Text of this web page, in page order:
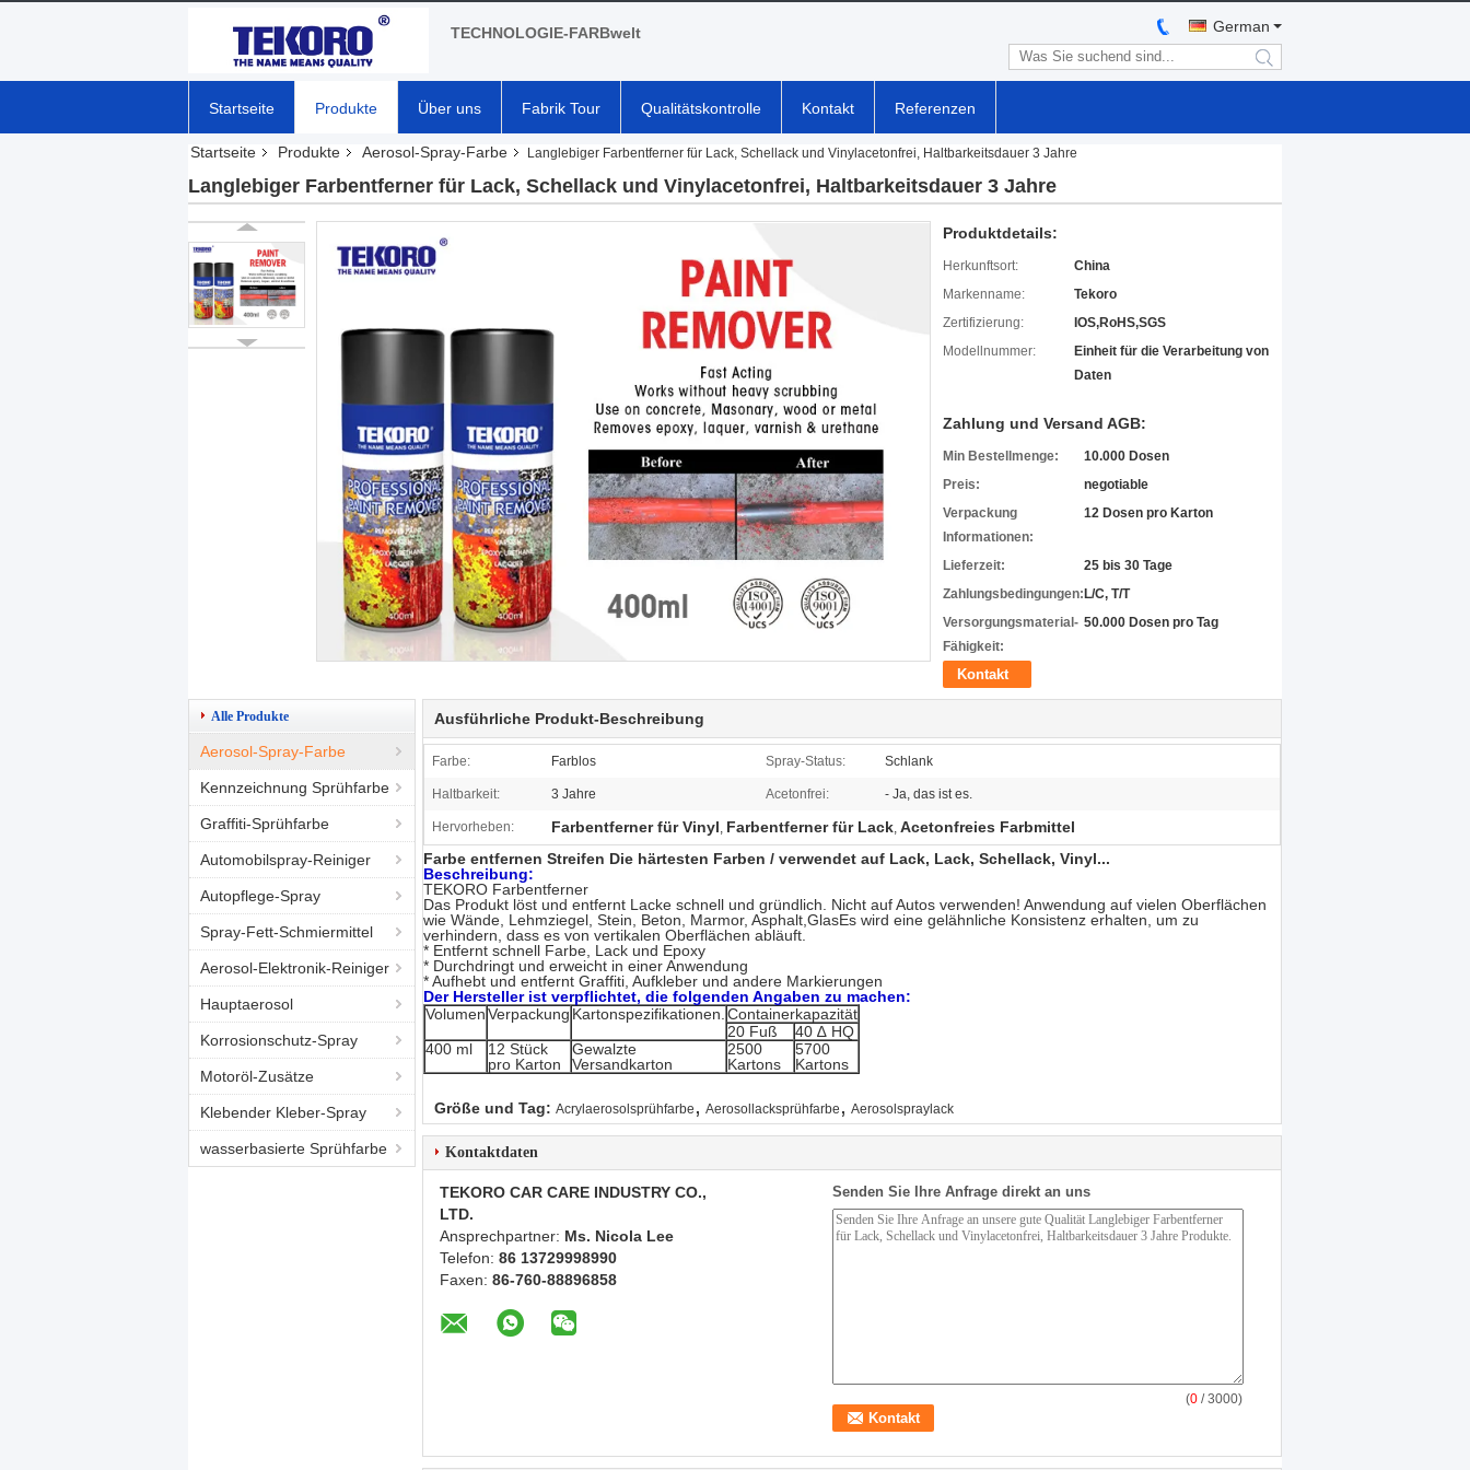
TECHNOLOGIE-FARBwelt German
search
Startseite Produkte Über uns Fabrik Tour Qualitätskontrolle Kontakt Referenzen
Startseite Produkte Aerosol-Spray-Farbe Langlebiger Farbentferner für Lack, Schellack und Vinylacetonfrei, Haltbarkeitsdauer 3 Jahre
Langlebiger Farbentferner für Lack, Schellack und Vinylacetonfrei, Haltbarkeitsdauer 3 Jahre
Produktdetails:
Herkunftsort:
China
Markenname:
Tekoro
Zertifizierung:
IOS,RoHS,SGS
Modellnummer:
Einheit für die Verarbeitung von
Daten
Zahlung und Versand AGB:
Min Bestellmenge:
10.000 Dosen
Preis:
negotiable
Verpackung
Informationen:
12 Dosen pro Karton
Lieferzeit:
25 bis 30 Tage
Zahlungsbedingungen: L/C, T/T
Versorgungsmaterial-
Fähigkeit:
50.000 Dosen pro Tag
Kontakt
Alle Produkte
Aerosol-Spray-Farbe
Kennzeichnung Sprühfarbe
Graffiti-Sprühfarbe
Automobilspray-Reiniger
Autopflege-Spray
Spray-Fett-Schmiermittel
Aerosol-Elektronik-Reiniger
Hauptaerosol
Korrosionschutz-Spray
Motoröl-Zusätze
Klebender Kleber-Spray
wasserbasierte Sprühfarbe
Ausführliche Produkt-Beschreibung
Farbe: Farblos Spray-Status: Schlank
Haltbarkeit: 3 Jahre Acetonfrei: - Ja, das ist es.
Hervorheben: Farbentferner für Vinyl, Farbentferner für Lack, Acetonfreies Farbmittel
Farbe entfernen Streifen Die härtesten Farben / verwendet auf Lack, Lack, Schellack, Vinyl...
Beschreibung:
TEKORO Farbentferner
Das Produkt löst und entfernt Lacke schnell und gründlich. Nicht auf Autos verwenden! Anwendung auf vielen Oberflächen
wie Wände, Lehmziegel, Stein, Beton, Marmor, Asphalt,GlasEs wird eine gelähnliche Konsistenz erhalten, um zu
verhindern, dass es von vertikalen Oberflächen abläuft.
* Entfernt schnell Farbe, Lack und Epoxy
* Durchdringt und erweicht in einer Anwendung
* Aufhebt und entfernt Graffiti, Aufkleber und andere Markierungen
Der Hersteller ist verpflichtet, die folgenden Angaben zu machen:
VolumenVerpackung Kartonspezifikationen. Containerkapazität
20 Fuß
40 ∆ HQ
400 ml
12 Stück
pro Karton
Gewalzte
Versandkarton
2500
Kartons
5700
Kartons
Größe und Tag: Acrylaerosolsprühfarbe , Aerosollacksprühfarbe , Aerosolspraylack
Kontaktdaten
TEKORO CAR CARE INDUSTRY CO.,
LTD.
Ansprechpartner: Ms. Nicola Lee
Telefon: 86 13729998990
Faxen: 86-760-88896858
Senden Sie Ihre Anfrage direkt an uns
(0 / 3000)